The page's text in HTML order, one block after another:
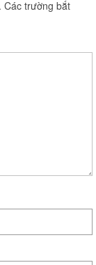
Các trường bắt